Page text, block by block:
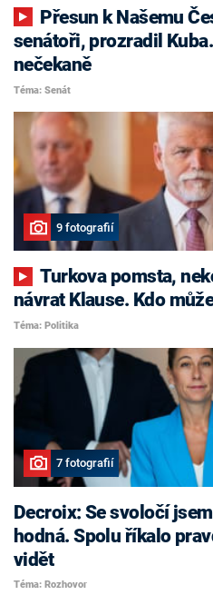
senátoři, prozradil
nečekaně
Téma: Senát
9 fotografií
Turkova pomsta, nekonfliktní Havlíček i
návrat Klause. Kdo
Téma: Politika
7 fotografií
Decroix: Se svoločí
hodná. Spolu říkalo
vidět
Téma: Rozhovor